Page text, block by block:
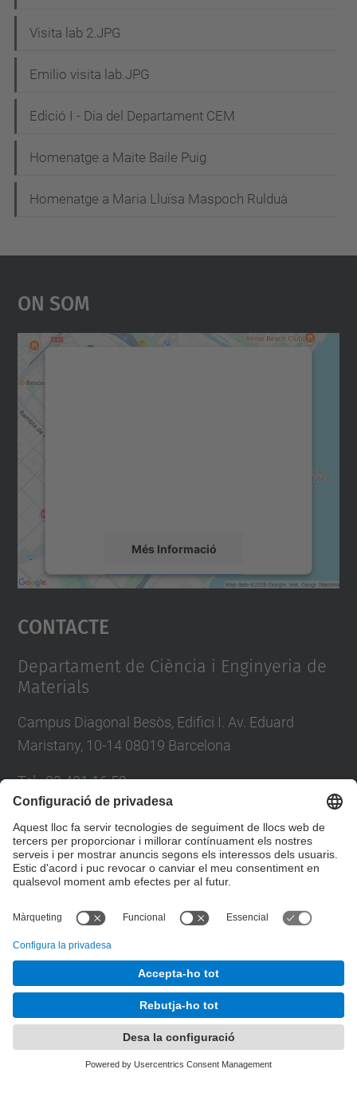
Visita lab 2.JPG
Emilio visita lab.JPG
Edició I - Dia del Departament CEM
Homenatge a Maite Baile Puig
Homenatge a Maria Lluïsa Maspoch Rulduà
On Som
Més Informació
Accepta
powered by
Contacte
Departament de Ciència i Enginyeria de
Materials
Campus Diagonal Besòs, Edifici I. Av. Eduard
Maristany, 10-14 08019 Barcelona
Tel.:93 401 16 59
Directori UPC
Formulari de contacte
Departament de Ciència i Enginyeria de Materials
Desenvolupat amb